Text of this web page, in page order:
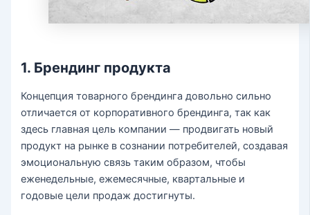
1. Брендинг продукта
Концепция товарного брендинга довольно сильно
отличается от корпоративного брендинга, так как
здесь главная цель компании — продвигать новый
продукт на рынке в сознании потребителей, создавая
эмоциональную связь таким образом, чтобы
еженедельные, ежемесячные, квартальные и
годовые цели продаж достигнуты.